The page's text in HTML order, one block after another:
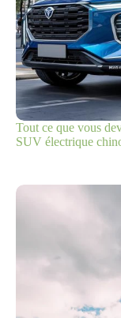
Tout ce que vous
SUV électrique